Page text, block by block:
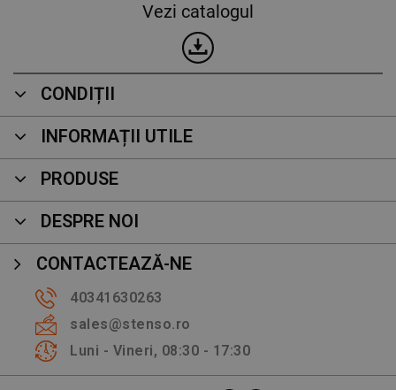
Vezi catalogul
CONDIȚII
INFORMAȚII UTILE
PRODUSE
DESPRE NOI
CONTACTEAZĂ-NE
40341630263
sales@stenso.ro
Luni - Vineri, 08:30 - 17:30